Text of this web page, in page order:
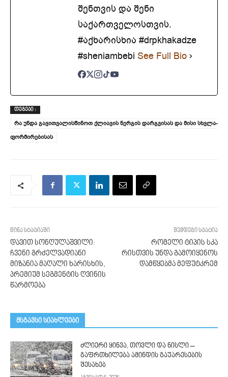
შენთვის და შენი
საქართველოსთვის.
#აქხარისხია #drpkhakadze
#sheniambebi See Full Bio
ᲗᲔᲒᲔᲑᲘ :
რა უნდა გავითვალისწინოთ ქლიავის ნერგის დარგვისას და მისი სხვლა-
ფორმირებისას
წინა სტატიაში
დავით სონღულაშვილი:
ჩვენი გრძელვადიანი
მიზანია მაღალი ხარისხის,
პრემიუმ სეგმენტის ღვინის
წარმოება
შემდეგი სტატია
რომელი ტიპის სკა
რისთვის უნდა გამოიყენოს
დამწყებმა მეფუტკრემ
მსგავსი სიახლეები
ძლიერი ყინვა, თოვლი და ნისლი –
გაფრთხილება ამინდის გაუარესების
შესახებ